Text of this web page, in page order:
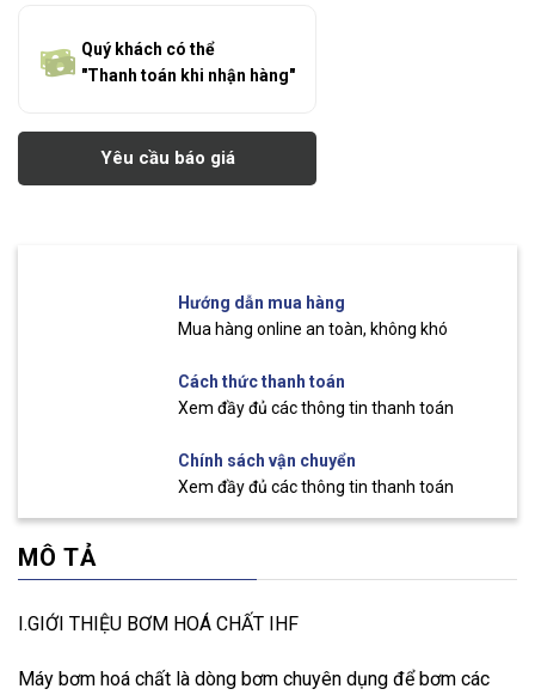
Quý khách có thể
"Thanh toán khi nhận hàng"
Yêu cầu báo giá
Hướng dẫn mua hàng
Mua hàng online an toàn, không khó
Cách thức thanh toán
Xem đầy đủ các thông tin thanh toán
Chính sách vận chuyển
Xem đầy đủ các thông tin thanh toán
MÔ TẢ
I.GIỚI THIỆU BƠM HOÁ CHẤT IHF
Máy bơm hoá chất là dòng bơm chuyên dụng để bơm các